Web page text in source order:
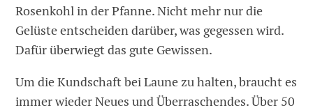
Rosenkohl in der Pfanne. Nicht mehr nur die
Gelüste entscheiden darüber, was gegessen wird.
Dafür überwiegt das gute Gewissen.
Um die Kundschaft bei Laune zu halten, braucht es
immer wieder Neues und Überraschendes. Über 50